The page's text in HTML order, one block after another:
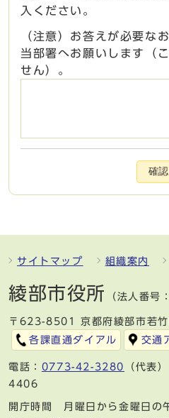
入ください。
（注意）お答えが必要な
当部署へお願いします（
せん）。
確認
サイトマップ 組織案内
綾部市役所 （法人番
〒623-8501 京都府綾部市若竹
各課直通ダイアル
交通
電話： 0773-42-3280
（代表
4406
開庁時間 月曜日から金曜日の